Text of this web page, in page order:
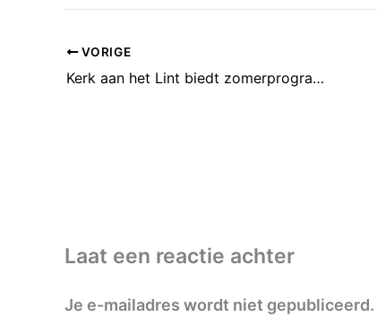
VORIGE
Kerk aan het Lint biedt zomerprogramma
Laat een reactie achter
Je e-mailadres wordt niet gepubliceerd.